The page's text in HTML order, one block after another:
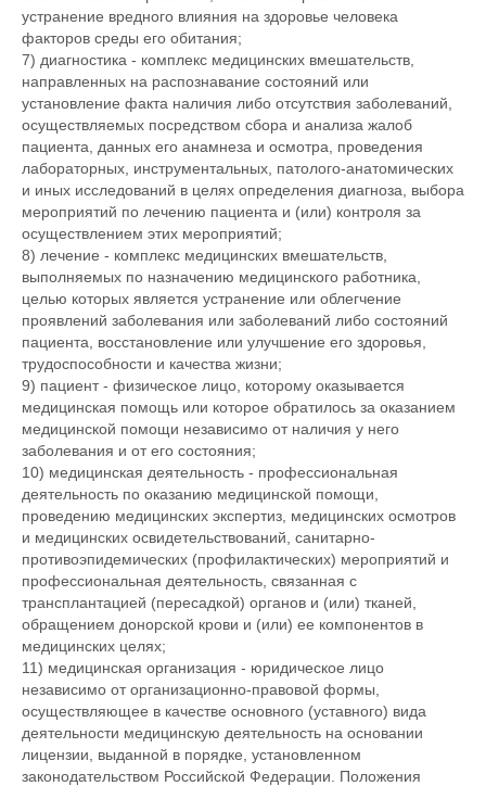
устранение вредного влияния на здоровье человека
факторов среды его обитания;
7) диагностика - комплекс медицинских вмешательств,
направленных на распознавание состояний или
установление факта наличия либо отсутствия заболеваний,
осуществляемых посредством сбора и анализа жалоб
пациента, данных его анамнеза и осмотра, проведения
лабораторных, инструментальных, патолого-анатомических
и иных исследований в целях определения диагноза, выбора
мероприятий по лечению пациента и (или) контроля за
осуществлением этих мероприятий;
8) лечение - комплекс медицинских вмешательств,
выполняемых по назначению медицинского работника,
целью которых является устранение или облегчение
проявлений заболевания или заболеваний либо состояний
пациента, восстановление или улучшение его здоровья,
трудоспособности и качества жизни;
9) пациент - физическое лицо, которому оказывается
медицинская помощь или которое обратилось за оказанием
медицинской помощи независимо от наличия у него
заболевания и от его состояния;
10) медицинская деятельность - профессиональная
деятельность по оказанию медицинской помощи,
проведению медицинских экспертиз, медицинских осмотров
и медицинских освидетельствований, санитарно-
противоэпидемических (профилактических) мероприятий и
профессиональная деятельность, связанная с
трансплантацией (пересадкой) органов и (или) тканей,
обращением донорской крови и (или) ее компонентов в
медицинских целях;
11) медицинская организация - юридическое лицо
независимо от организационно-правовой формы,
осуществляющее в качестве основного (уставного) вида
деятельности медицинскую деятельность на основании
лицензии, выданной в порядке, установленном
законодательством Российской Федерации. Положения